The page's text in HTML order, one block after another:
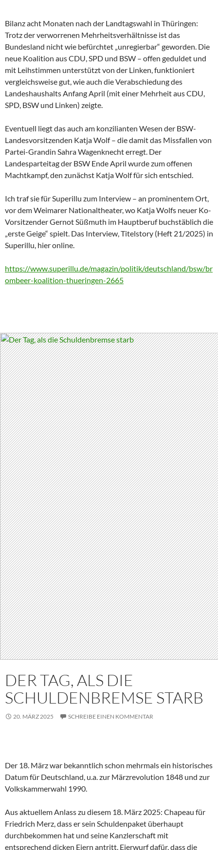
Bilanz acht Monaten nach der Landtagswahl in Thüringen:
Trotz der verworrenen Mehrheitsverhältnisse ist das
Bundesland nicht wie befürchtet „unregierbar“ geworden. Die
neue Koalition aus CDU, SPD und BSW – offen geduldet und
mit Leihstimmen unterstützt von der Linken, funktioniert
vergleichsweise gut, wie auch die Verabschiedung des
Landeshaushalts Anfang April (mit einer Mehrheit aus CDU,
SPD, BSW und Linken) zeigte.
Eventuell liegt das auch am konzilianten Wesen der BSW-
Landesvorsitzenden Katja Wolf – die damit das Missfallen von
Partei-Grandin Sahra Wagenknecht erregt. Der
Landesparteitag der BSW Ende April wurde zum offenen
Machtkampf, den zunächst Katja Wolf für sich entschied.
Ich traf sie für Superillu zum Interview – an prominentem Ort,
vor dem Weimarer Nationaltheater, wo Katja Wolfs neuer Ko-
Vorsitzender Gernot Süßmuth im Hauptberuf buchstäblich die
„erste Geige“ spielt. Das Interview, Titelstory (Heft 21/2025) in
Superillu, hier online.
https://www.superillu.de/magazin/politik/deutschland/bsw/br
ombeer-koalition-thueringen-2665
DER TAG, ALS DIE
SCHULDENBREMSE STARB
20. MÄRZ 2025 SCHREIBE EINEN KOMMENTAR
Der 18. März war bekanntlich schon mehrmals ein historisches
Datum für Deutschland, u.a. zur Märzrevolution 1848 und zur
Volkskammerwahl 1990.
Aus aktuellem Anlass zu diesem 18. März 2025: Chapeau für
Friedrich Merz, dass er sein Schuldenpaket überhaupt
durchbekommen hat und seine Kanzlerschaft mit
entsprechend dicken Eiern antritt. Eierwurf dafür, dass die